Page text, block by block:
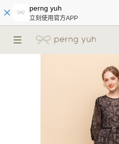
perng yuh
立刻使用官方APP